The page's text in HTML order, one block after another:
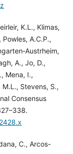
K.L., Klimas,
A.C.P.,
A., Jo, D.,
Mena, I.,
Stevens, S.,
Consensus
C., Arcos-